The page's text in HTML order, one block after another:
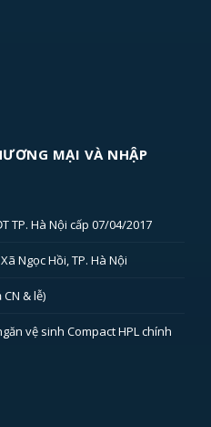
MẠI VÀ NHẬP
TP. Hà Nội cấp 07/04/2017
Ngọc Hồi, TP. Hà Nội
& lễ)
vệ sinh Compact HPL chính